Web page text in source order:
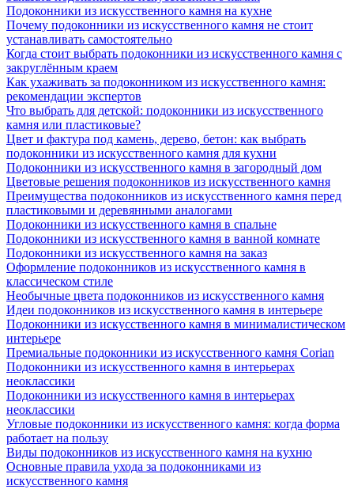
Подоконники из искусственного камня на кухне
Почему подоконники из искусственного камня не стоит
устанавливать самостоятельно
Когда стоит выбрать подоконники из искусственного камня с
закруглённым краем
Как ухаживать за подоконником из искусственного камня:
рекомендации экспертов
Что выбрать для детской: подоконники из искусственного
камня или пластиковые?
Цвет и фактура под камень, дерево, бетон: как выбрать
подоконники из искусственного камня для кухни
Подоконники из искусственного камня в загородный дом
Цветовые решения подоконников из искусственного камня
Преимущества подоконников из искусственного камня перед
пластиковыми и деревянными аналогами
Подоконники из искусственного камня в спальне
Подоконники из искусственного камня в ванной комнате
Подоконники из искусственного камня на заказ
Оформление подоконников из искусственного камня в
классическом стиле
Необычные цвета подоконников из искусственного камня
Идеи подоконников из искусственного камня в интерьере
Подоконники из искусственного камня в минималистическом
интерьере
Премиальные подоконники из искусственного камня Corian
Подоконники из искусственного камня в интерьерах
неоклассики
Подоконники из искусственного камня в интерьерах
неоклассики
Угловые подоконники из искусственного камня: когда форма
работает на пользу
Виды подоконников из искусственного камня на кухню
Основные правила ухода за подоконниками из
искусственного камня